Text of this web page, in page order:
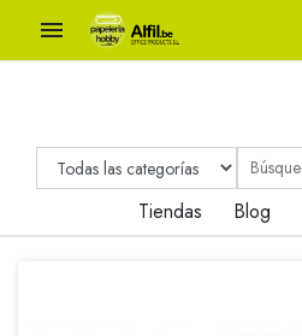

Tiendas Blog